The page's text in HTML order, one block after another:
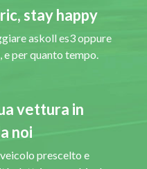
stay happy
askoll es3 oppure
e per quanto tempo.
vettura in
noi
prescelto e